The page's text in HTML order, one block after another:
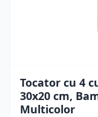
Tocator cu 4
30x20 cm,
Multicolor